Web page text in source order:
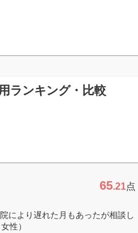
ランキング・比較
65.21点
により遅れた月もあったが相談し
性）